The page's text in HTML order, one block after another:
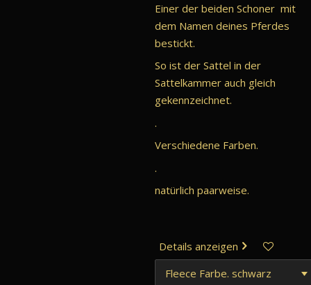
Einer der beiden Schoner mit
dem Namen deines Pferdes
bestickt.
So ist der Sattel in der
Sattelkammer auch gleich
gekennzeichnet.
.
Verschiedene Farben.
.
natürlich paarweise.
Details anzeigen